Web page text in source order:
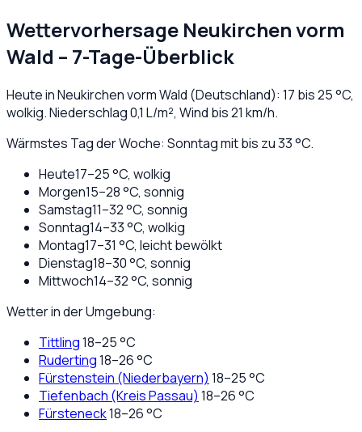
Wettervorhersage Neukirchen vorm
Wald – 7-Tage-Überblick
Heute inNeukirchen vorm Wald (Deutschland): 17 bis25°C,
wolkig. Niederschlag0,1 L/m², Wind bis21 km/h.
Wärmstes Tag der Woche: Sonntag mit bis zu 33 °C.
Heute17–25°C, wolkig
Morgen15–28°C, sonnig
Samstag11–32°C, sonnig
Sonntag14–33°C, wolkig
Montag17–31 °C, leicht bewölkt
Dienstag18–30°C, sonnig
Mittwoch14–32°C, sonnig
Wetter in der Umgebung:
Tittling18–25°C
Ruderting18–26°C
Fürstenstein (Niederbayern) 18–25°C
Tiefenbach (Kreis Passau) 18–26°C
Fürsteneck18–26°C